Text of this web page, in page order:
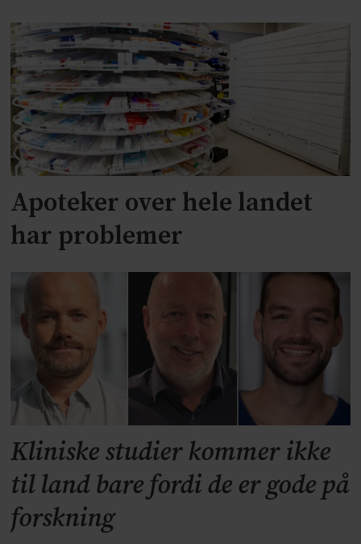
Apoteker over hele landet
har problemer
Kliniske studier kommer ikke
til land bare fordi de er gode på
forskning